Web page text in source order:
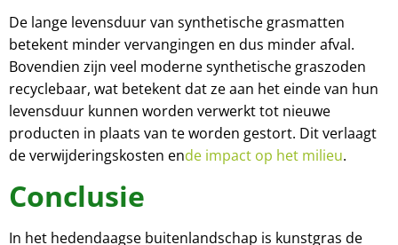
De lange levensduur van synthetische grasmatten
betekent minder vervangingen en dus minder afval.
Bovendien zijn veel moderne synthetische graszoden
recyclebaar, wat betekent dat ze aan het einde van hun
levensduur kunnen worden verwerkt tot nieuwe
producten in plaats van te worden gestort. Dit verlaagt
de verwijderingskosten ende impact op het milieu.
Conclusie
In het hedendaagse buitenlandschap is kunstgras de